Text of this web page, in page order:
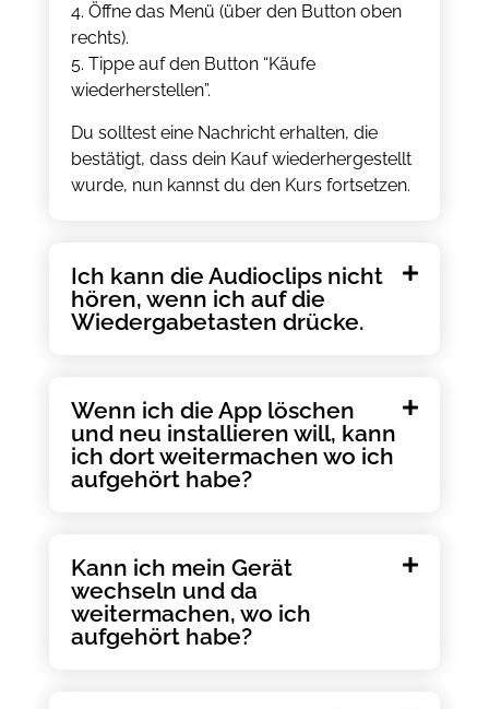
4. Öffne das Menü (über den Button oben
rechts).
5. Tippe auf den Button “Käufe
wiederherstellen”.
Du solltest eine Nachricht erhalten, die
bestätigt, dass dein Kauf wiederhergestellt
wurde, nun kannst du den Kurs fortsetzen.
Ich kann die Audioclips nicht
hören, wenn ich auf die
Wiedergabetasten drücke.
Wenn ich die App löschen
und neu installieren will, kann
ich dort weitermachen wo ich
aufgehört habe?
Kann ich mein Gerät
wechseln und da
weitermachen, wo ich
aufgehört habe?